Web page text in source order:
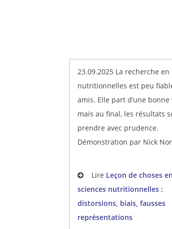
23.09.2025 La recherche en
nutritionnelles est peu
amis. Elle part d’une bonne
mais au final, les résultats
prendre avec prudence.
Démonstration par Nick
Lire Leçon de choses en
sciences nutritionnelles :
distorsions, biais, fausses
représentations